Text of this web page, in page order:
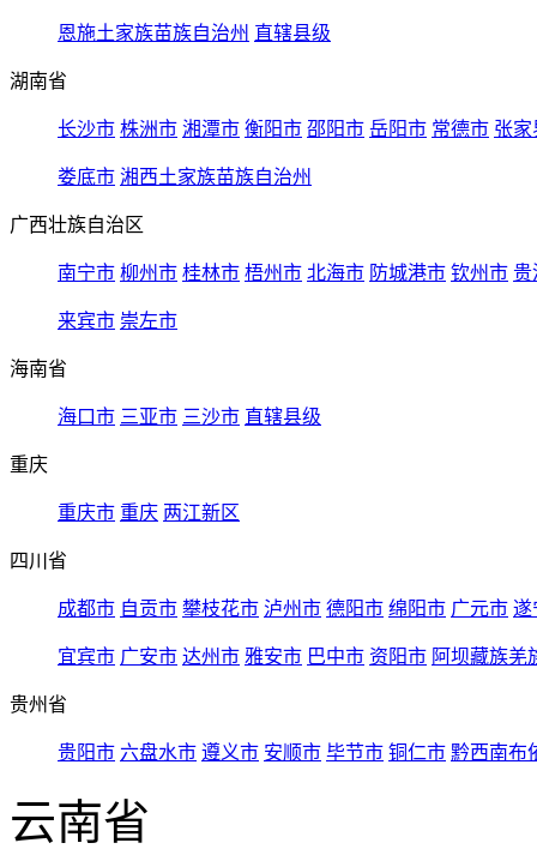
恩施土家族苗族自治州 直辖县级
湖南省
长沙市 株洲市 湘潭市 衡阳市 邵阳市 岳阳市 常德市 张家
娄底市 湘西土家族苗族自治州
广西壮族自治区
南宁市 柳州市 桂林市 梧州市 北海市 防城港市 钦州市 贵
来宾市 崇左市
海南省
海口市 三亚市 三沙市 直辖县级
重庆
重庆市 重庆 两江新区
四川省
成都市 自贡市 攀枝花市 泸州市 德阳市 绵阳市 广元市 遂
宜宾市 广安市 达州市 雅安市 巴中市 资阳市 阿坝藏族羌
贵州省
贵阳市 六盘水市 遵义市 安顺市 毕节市 铜仁市 黔西南布
云南省